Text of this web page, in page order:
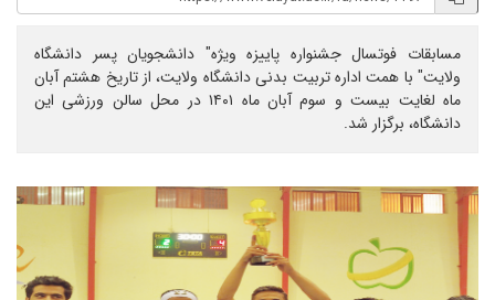
مسابقات فوتسال جشنواره پاییزه ویژه" دانشجویان پسر دانشگاه
ولایت" با همت اداره تربیت بدنی دانشگاه ولایت، از تاریخ هشتم آبان
ماه لغایت بیست و سوم آبان ماه ۱۴۰۱ در محل سالن ورزشی این
دانشگاه، برگزار شد.